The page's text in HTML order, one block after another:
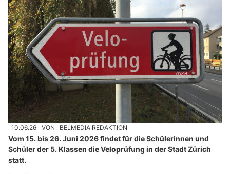
10.06.26 VON BELMEDIA REDAKTION
Vom 15. bis 26. Juni 2026 findet für die Schülerinnen und
Schüler der 5. Klassen die Veloprüfung in der Stadt Zürich
statt.